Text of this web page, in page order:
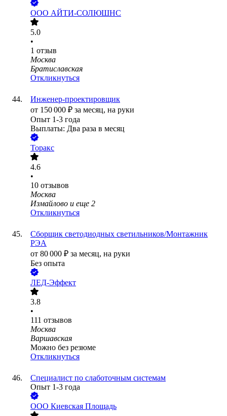
ООО АЙТИ-СОЛЮШНС
5.0
•
1 отзыв
Москва
Братиславская
Откликнуться
Инженер-проектировщик
от 150 000 ₽ за месяц, на руки
Опыт 1-3 года
Выплаты: Два раза в месяц
Торакс
4.6
•
10 отзывов
Москва
Измайлово и еще 2
Откликнуться
Сборщик светодиодных светильников/Монтажник
РЭА
от 80 000 ₽ за месяц, на руки
Без опыта
ЛЕД-Эффект
3.8
•
111 отзывов
Москва
Варшавская
Можно без резюме
Откликнуться
Специалист по слаботочным системам
Опыт 1-3 года
ООО Киевская Площадь